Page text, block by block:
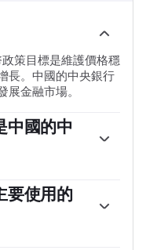
策目標是維護價格穩
長。中國的中央銀行
金融市場。
中國的中
務院主席提名的中
人民銀行的管理和方
潘功勝先生目前同
要使用的